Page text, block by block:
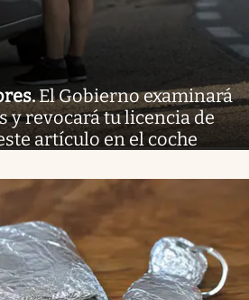
.El Gobierno examinará
y revocará tu licencia de
artículo en el coche